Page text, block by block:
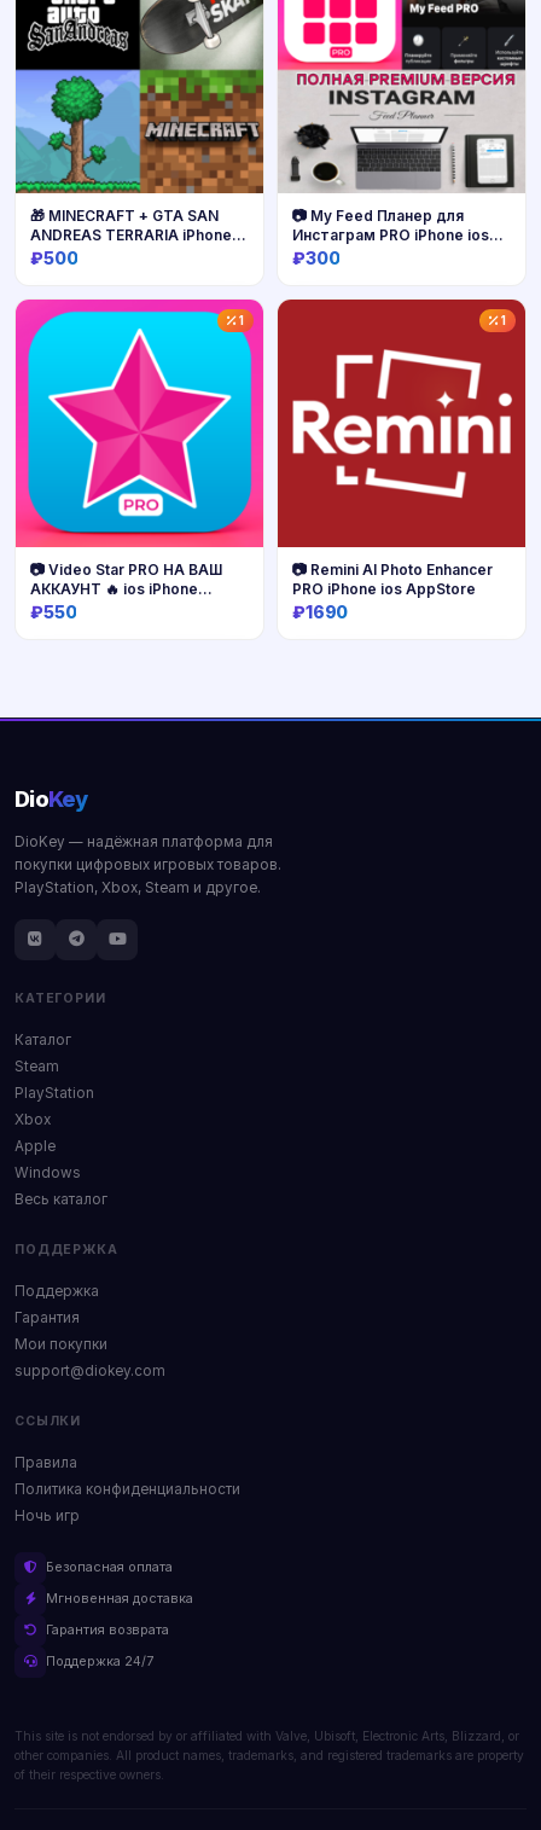
Купить
🎁 MINECRAFT + GTA SAN
ANDREAS TERRARIA iPhone
ios iPad
₽500
📷 My Feed Планер для
Инстаграм PRO iPhone ios
AppStore
₽300
1
📷 Video Star PRO НА ВАШ
АККАУНТ 🔥 ios iPhone
AppStore
₽550
1
📷 Remini AI Photo Enhancer
PRO iPhone ios AppStore
₽1690
DioKey
DioKey — надёжная платформа для
покупки цифровых игровых товаров.
PlayStation, Xbox, Steam и другое.
КАТЕГОРИИ
Каталог
Steam
PlayStation
Xbox
Apple
Windows
Весь каталог
ПОДДЕРЖКА
Поддержка
Гарантия
Мои покупки
support@diokey.com
ССЫЛКИ
Правила
Политика конфиденциальности
Ночь игр
Безопасная оплата
Мгновенная доставка
Гарантия возврата
Поддержка 24/7
This site is not endorsed by or affiliated with Valve, Ubisoft, Electronic Arts, Blizzard, or
other companies. All product names, trademarks, and registered trademarks are property
of their respective owners.